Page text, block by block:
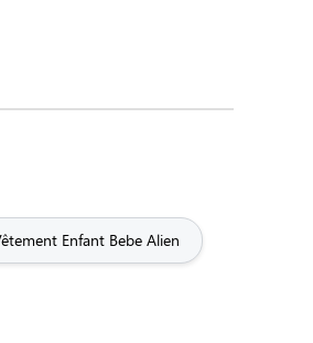
Enfant Bebe Alien